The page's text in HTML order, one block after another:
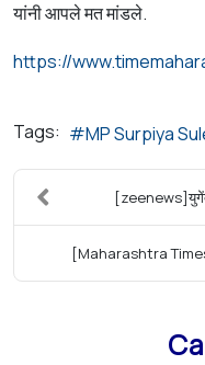
यांनी आपले मत मांडले.
Tags: MP Surpiya
[Maharashtra